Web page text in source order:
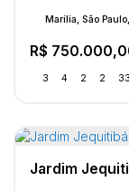
R$
Marília, São
3 4 2 2
Jardim